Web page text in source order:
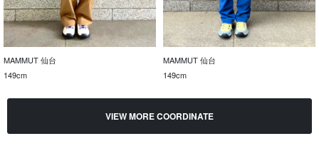
MAMMUT 仙台
149cm
MAMMUT 仙台
149cm
VIEW MORE COORDINATE